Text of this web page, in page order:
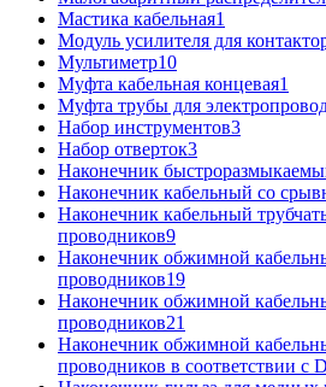
Мастика кабельная1
Модуль усилителя для
Мультиметр10
Муфта кабельная концевая1
Муфта трубы для
Набор инструментов3
Набор отверток3
Наконечник
Наконечник кабельный со
Наконечник кабельный
проводников9
Наконечник обжимной
проводников19
Наконечник обжимной
проводников21
Наконечник обжимной
проводников в соответствии с